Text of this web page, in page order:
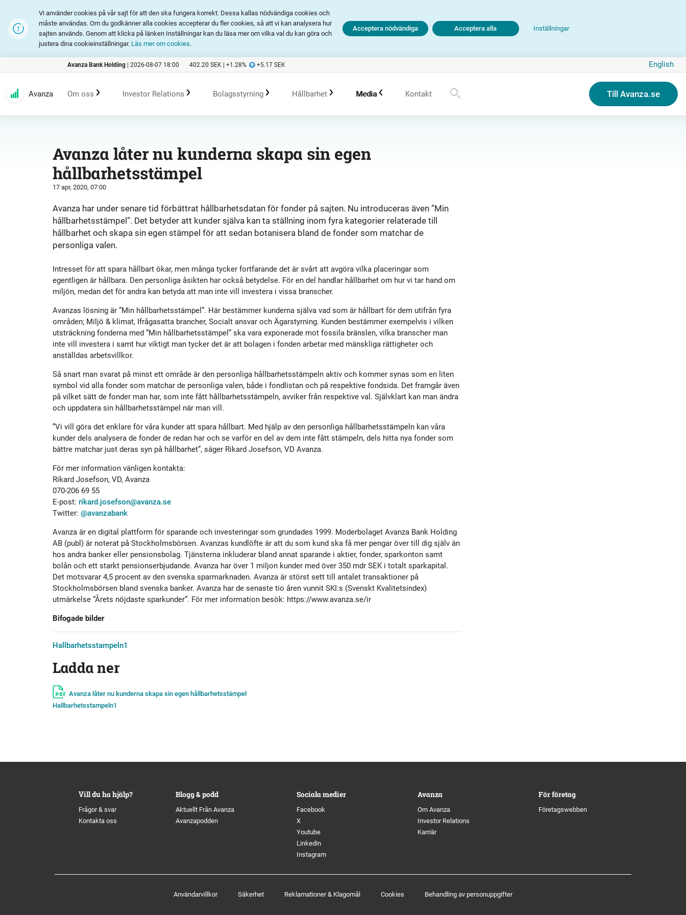
Vi använder cookies på vår sajt för att den ska fungera korrekt. Dessa kallas nödvändiga cookies och
måste användas. Om du godkänner alla cookies accepterar du fler cookies, så att vi kan analysera hur
sajten används. Genom att klicka på länken Inställningar kan du läsa mer om vilka val du kan göra och
justera dina cookieinställningar. Läs mer om cookies.
Inställningar
Acceptera nödvändiga Acceptera alla
Avanza Bank Holding | 2026-08-07 18:00 402.20 SEK | +1.28% +5.17 SEK English
Avanza Om oss
Erbjudande
Historik
Utmärkelser
Organisation
Avanza Pension
Placera
Investor Relations
Rapporter och presentationer
Aktien
Primärkapitalinstrument
Förlagslån
Bolagsstyrning
Styrelse
Koncernledning
Revisor
Policys
Hållbarhet Media
Bildbank
Sociala medier
Kontakt Till Avanza.se
Avanza låter nu kunderna skapa sin egen
hållbarhetsstämpel
17 apr, 2020, 07:00
Avanza har under senare tid förbättrat hållbarhetsdatan för fonder på sajten. Nu introduceras även ”Min
hållbarhetsstämpel”. Det betyder att kunder själva kan ta ställning inom fyra kategorier relaterade till
hållbarhet och skapa sin egen stämpel för att sedan botanisera bland de fonder som matchar de
personliga valen.
Intresset för att spara hållbart ökar, men många tycker fortfarande det är svårt att avgöra vilka placeringar som
egentligen är hållbara. Den personliga åsikten har också betydelse. För en del handlar hållbarhet om hur vi tar hand om
miljön, medan det för andra kan betyda att man inte vill investera i vissa branscher.
Avanzas lösning är ”Min hållbarhetsstämpel”. Här bestämmer kunderna själva vad som är hållbart för dem utifrån fyra
områden; Miljö & klimat, Ifrågasatta brancher, Socialt ansvar och Ägarstyrning. Kunden bestämmer exempelvis i vilken
utsträckning fonderna med ”Min hållbarhetsstämpel” ska vara exponerade mot fossila bränslen, vilka branscher man
inte vill investera i samt hur viktigt man tycker det är att bolagen i fonden arbetar med mänskliga rättigheter och
anställdas arbetsvillkor.
Så snart man svarat på minst ett område är den personliga hållbarhetsstämpeln aktiv och kommer synas som en liten
symbol vid alla fonder som matchar de personliga valen, både i fondlistan och på respektive fondsida. Det framgår även
på vilket sätt de fonder man har, som inte fått hållbarhetsstämpeln, avviker från respektive val. Självklart kan man ändra
och uppdatera sin hållbarhetsstämpel när man vill.
”Vi vill göra det enklare för våra kunder att spara hållbart. Med hjälp av den personliga hållbarhetsstämpeln kan våra
kunder dels analysera de fonder de redan har och se varför en del av dem inte fått stämpeln, dels hitta nya fonder som
bättre matchar just deras syn på hållbarhet”, säger Rikard Josefson, VD Avanza.
För mer information vänligen kontakta:
Rikard Josefson, VD, Avanza
070-206 69 55
E-post: rikard.josefson@avanza.se
Twitter: @avanzabank
Avanza är en digital plattform för sparande och investeringar som grundades 1999. Moderbolaget Avanza Bank Holding
AB (publ) är noterat på Stockholmsbörsen. Avanzas kundlöfte är att du som kund ska få mer pengar över till dig själv än
hos andra banker eller pensionsbolag. Tjänsterna inkluderar bland annat sparande i aktier, fonder, sparkonton samt
bolån och ett starkt pensionserbjudande. Avanza har över 1 miljon kunder med över 350 mdr SEK i totalt sparkapital.
Det motsvarar 4,5 procent av den svenska sparmarknaden. Avanza är störst sett till antalet transaktioner på
Stockholmsbörsen bland svenska banker. Avanza har de senaste tio åren vunnit SKI:s (Svenskt Kvalitetsindex)
utmärkelse “Årets nöjdaste sparkunder”. För mer information besök: https://www.avanza.se/ir
Bifogade bilder
Hallbarhetsstampeln1
Ladda ner
Avanza låter nu kunderna skapa sin egen hållbarhetsstämpel
Hallbarhetsstampeln1
Vill du ha hjälp?
Frågor & svar
Kontakta oss
Blogg & podd
Aktuellt Från Avanza
Avanzapodden
Sociala medier
Facebook
X
Youtube
Linkedin
Instagram
Avanza
Om Avanza
Investor Relations
Karriär
För företag
Företagswebben
Användarvillkor Säkerhet Reklamationer & Klagomål Cookies Behandling av personuppgifter